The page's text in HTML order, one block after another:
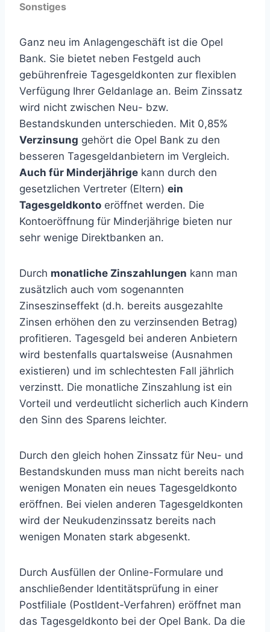
Sonstiges
Ganz neu im Anlagengeschäft ist die Opel
Bank. Sie bietet neben Festgeld auch
gebührenfreie Tagesgeldkonten zur flexiblen
Verfügung Ihrer Geldanlage an. Beim Zinssatz
wird nicht zwischen Neu- bzw.
Bestandskunden unterschieden. Mit 0,85%
Verzinsung gehört die Opel Bank zu den
besseren Tagesgeldanbietern im Vergleich.
Auch für Minderjährige kann durch den
gesetzlichen Vertreter (Eltern) ein
Tagesgeldkonto eröffnet werden. Die
Kontoeröffnung für Minderjährige bieten nur
sehr wenige Direktbanken an.
Durch monatliche Zinszahlungen kann man
zusätzlich auch vom sogenannten
Zinseszinseffekt (d.h. bereits ausgezahlte
Zinsen erhöhen den zu verzinsenden Betrag)
profitieren. Tagesgeld bei anderen Anbietern
wird bestenfalls quartalsweise (Ausnahmen
existieren) und im schlechtesten Fall jährlich
verzinstt. Die monatliche Zinszahlung ist ein
Vorteil und verdeutlicht sicherlich auch Kindern
den Sinn des Sparens leichter.
Durch den gleich hohen Zinssatz für Neu- und
Bestandskunden muss man nicht bereits nach
wenigen Monaten ein neues Tagesgeldkonto
eröffnen. Bei vielen anderen Tagesgeldkonten
wird der Neukudenzinssatz bereits nach
wenigen Monaten stark abgesenkt.
Durch Ausfüllen der Online-Formulare und
anschließender Identitätsprüfung in einer
Postfiliale (PostIdent-Verfahren) eröffnet man
das Tagesgeldkonto bei der Opel Bank. Da die